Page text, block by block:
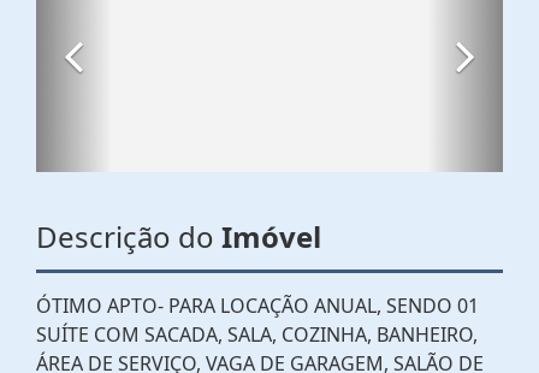
Descrição do Imóvel
ÓTIMO APTO- PARA LOCAÇÃO ANUAL, SENDO 01
SUÍTE COM SACADA, SALA, COZINHA, BANHEIRO,
ÁREA DE SERVIÇO, VAGA DE GARAGEM, SALÃO DE